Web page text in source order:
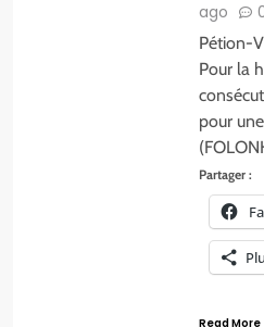
ago
Pétion-
Pour la
pour
Partager :
Read More